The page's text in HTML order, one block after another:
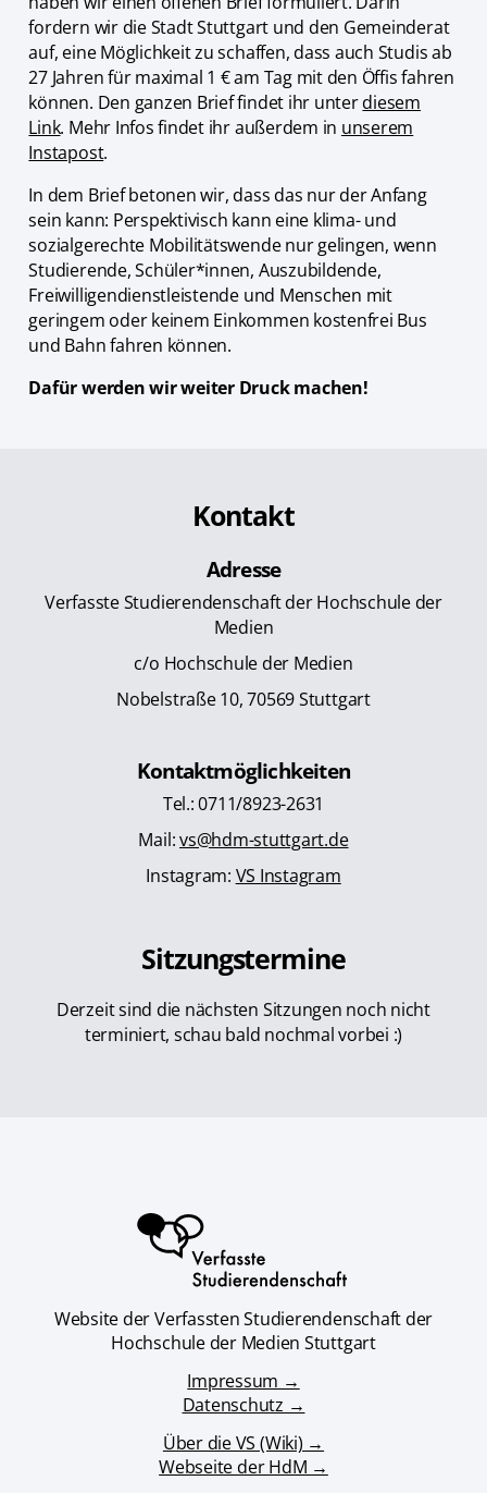
fordern wir die Stadt Stuttgart und den Gemeinderat
auf, eine Möglichkeit zu schaffen, dass auch Studis ab
27 Jahren für maximal 1 € am Tag mit den Öffis fahren
können. Den ganzen Brief findet ihr unterdiesem
Link. Mehr Infos findet ihr außerdem in unserem
Instapost.
In dem Brief betonen wir, dass das nur der Anfang
sein kann: Perspektivisch kann eine klima- und
sozialgerechte Mobilitätswende nur gelingen, wenn
Studierende, Schüler*innen, Auszubildende,
Freiwilligendienstleistende und Menschen mit
geringem oder keinem Einkommen kostenfrei Bus
und Bahn fahren können.
Dafür werden wir weiter Druck machen!
Kontakt
Adresse
Verfasste Studierendenschaft der Hochschule der
Medien
c/o Hochschule der Medien
Nobelstraße 10, 70569 Stuttgart
Kontaktmöglichkeiten
Tel.: 0711/8923-2631
Mail:vs@hdm-stuttgart.de
Instagram: VS Instagram
Sitzungstermine
Derzeit sind die nächsten Sitzungen noch nicht
terminiert, schau bald nochmal vorbei :)
Website der Verfassten Studierendenschaft der
Hochschule der Medien Stuttgart
Impressum →
Datenschutz →
Über die VS (Wiki) →
Webseite der HdM →